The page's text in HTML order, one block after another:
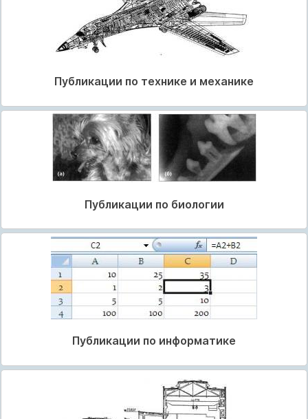
Публикации по технике и механике
Публикации по биологии
Публикации по информатике